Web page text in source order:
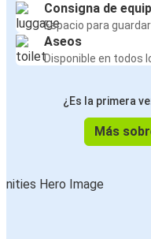
Consigna de
Espacio para
Aseos
Disponible en todos
¿Es la primera
Más